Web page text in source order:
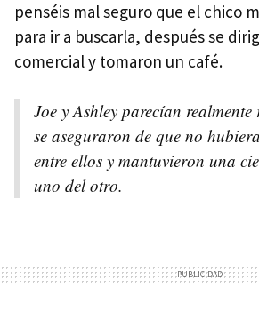
penséis mal seguro que el chico
para ir a buscarla, después se
comercial y tomaron un café.
Joe y Ashley parecían
se aseguraron de que no
entre ellos y mantuvieron una
uno del otro.